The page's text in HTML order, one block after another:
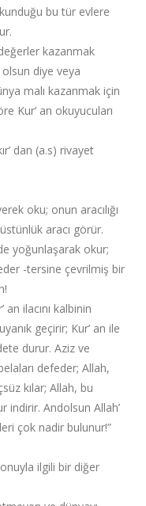
okunduğu bu tür evlere
kazanmak
olsun diye veya
malı kazanmak için
Kur’ an okuyucuları
dan (a.s) rivayet
oku; onun aracılığı
aracı görür.
yoğunlaşarak okur;
-tersine çevrilmiş bir
an ilacını kalbinin
geçirir; Kur’ an ile
durur. Aziz ve
defeder; Allah,
kılar; Allah, bu
indirir. Andolsun Allah’
çok nadir bulunur!”
ilgili bir diğer